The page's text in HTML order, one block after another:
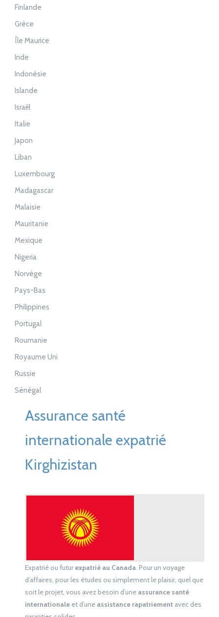
Finlande
Grèce
Île Maurice
Inde
Indonésie
Islande
Israël
Italie
Japon
Liban
Luxembourg
Madagascar
Malaisie
Mauritanie
Mexique
Nigeria
Norvège
Pays-Bas
Philippines
Portugal
Roumanie
Royaume Uni
Russie
Sénégal
Assurance santé
internationale expatrié
Kirghizistan
Expatrié ou futur expatrié au Canada. Pour un voyage
d’affaires, pour les études ou simplement le plaisir, quel que
soit le projet, vous avez besoin d’une assurance santé
internationaleet d’une assistance rapatriementavec des